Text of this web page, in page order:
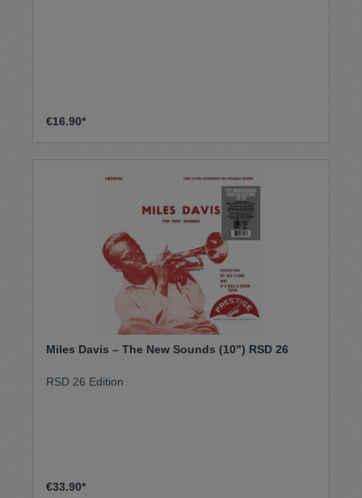
€16.90*
Miles Davis – The New Sounds (10") RSD 26
RSD 26 Edition
€33.90*